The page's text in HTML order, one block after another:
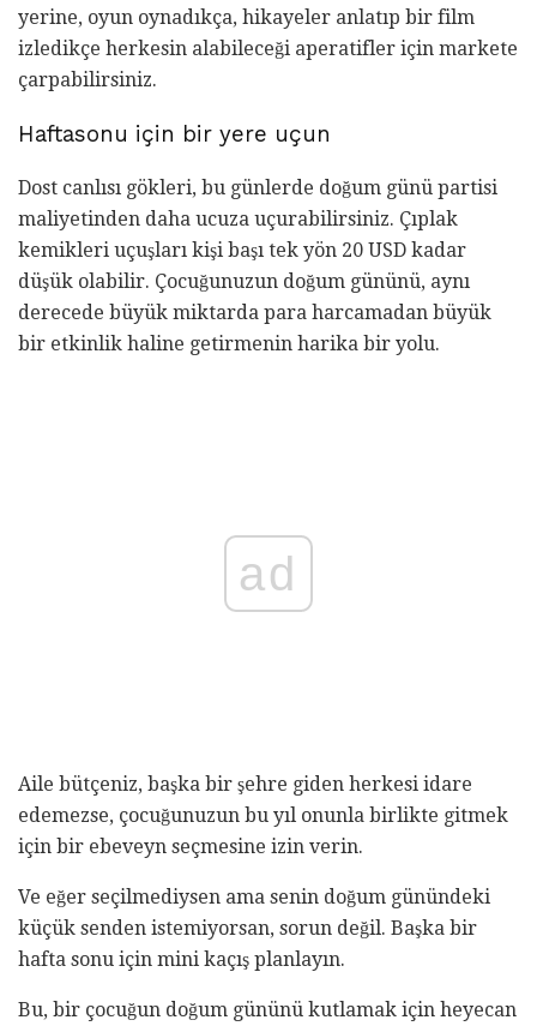
yerine, oyun oynadıkça, hikayeler anlatıp bir film
izledikçe herkesin alabileceği aperatifler için markete
çarpabilirsiniz.
Haftasonu için bir yere uçun
Dost canlısı gökleri, bu günlerde doğum günü partisi
maliyetinden daha ucuza uçurabilirsiniz. Çıplak
kemikleri uçuşları kişi başı tek yön 20 USD kadar
düşük olabilir. Çocuğunuzun doğum gününü, aynı
derecede büyük miktarda para harcamadan büyük
bir etkinlik haline getirmenin harika bir yolu.
ad
Aile bütçeniz, başka bir şehre giden herkesi idare
edemezse, çocuğunuzun bu yıl onunla birlikte gitmek
için bir ebeveyn seçmesine izin verin.
Ve eğer seçilmediysen ama senin doğum günündeki
küçük senden istemiyorsan, sorun değil. Başka bir
hafta sonu için mini kaçış planlayın.
Bu, bir çocuğun doğum gününü kutlamak için heyecan